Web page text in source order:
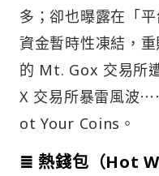
多；卻也曝露在「
資金暫時性凍結，
的 Mt. Gox 交易所
X 交易所暴雷風波
ot Your Coins。
≣ 熱錢包（Hot